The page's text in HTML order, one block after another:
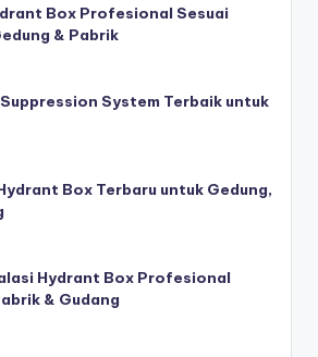
Box Profesional Sesuai
& Pabrik
System Terbaik untuk
Box Terbaru untuk Gedung,
Hydrant Box Profesional
& Gudang